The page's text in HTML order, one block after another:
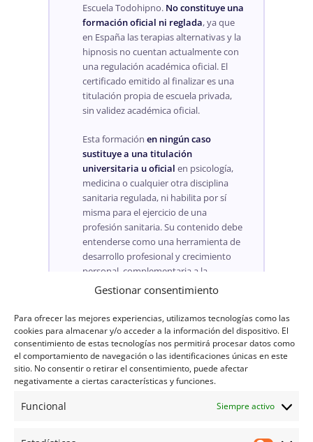
Gestionar consentimiento
Para ofrecer las mejores experiencias, utilizamos tecnologías como las
cookies para almacenar y/o acceder a la información del dispositivo. El
consentimiento de estas tecnologías nos permitirá procesar datos como
el comportamiento de navegación o las identificaciones únicas en este
sitio. No consentir o retirar el consentimiento, puede afectar
negativamente a ciertas características y funciones.
Funcional Siempre activo
Escuela Todohipno. No constituye una
formación oficial ni reglada, ya que
en España las terapias alternativas y la
hipnosis no cuentan actualmente con
una regulación académica oficial. El
certificado emitido al finalizar es una
titulación propia de escuela privada,
sin validez académica oficial.
Esta formaciónen ningún caso
sustituye a una titulación
universitaria u oficial en psicología,
medicina o cualquier otra disciplina
sanitaria regulada, ni habilita por sí
misma para el ejercicio de una
profesión sanitaria. Su contenido debe
entenderse como una herramienta de
desarrollo profesional y crecimiento
personal, complementaria a la
formación oficial que cada alumno
Los testimonios y resultados
mencionados en esta página son
experiencias individuales de alumnos;
no se garantiza un resultado idéntico
para cada persona, ya que cada caso y